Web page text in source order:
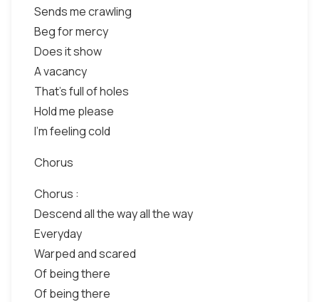
Sends me crawling
Beg for mercy
Does it show
A vacancy
That's full of holes
Hold me please
I'm feeling cold
Chorus
Chorus :
Descend all the way all the way
Everyday
Warped and scared
Of being there
Of being there